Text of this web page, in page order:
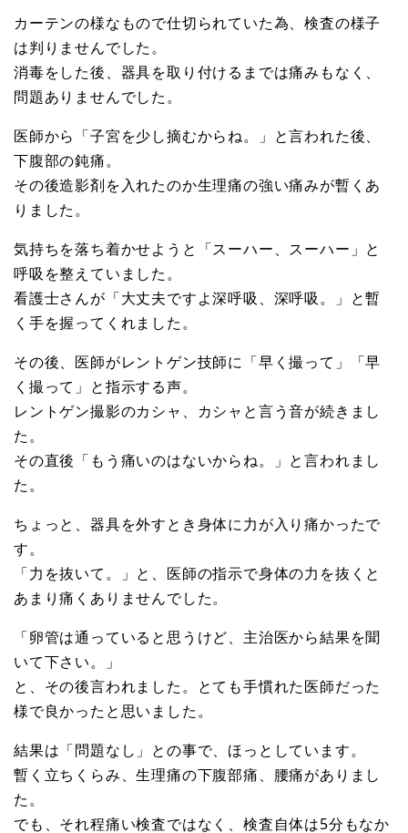
カーテンの様なもので仕切られていた為、検査の様子
は判りませんでした。
消毒をした後、器具を取り付けるまでは痛みもなく、
問題ありませんでした。
医師から「子宮を少し摘むからね。」と言われた後、
下腹部の鈍痛。
その後造影剤を入れたのか生理痛の強い痛みが暫くあ
りました。
気持ちを落ち着かせようと「スーハー、スーハー」と
呼吸を整えていました。
看護士さんが「大丈夫ですよ深呼吸、深呼吸。」と暫
く手を握ってくれました。
その後、医師がレントゲン技師に「早く撮って」「早
く撮って」と指示する声。
レントゲン撮影のカシャ、カシャと言う音が続きまし
た。
その直後「もう痛いのはないからね。」と言われまし
た。
ちょっと、器具を外すとき身体に力が入り痛かったで
す。
「力を抜いて。」と、医師の指示で身体の力を抜くと
あまり痛くありませんでした。
「卵管は通っていると思うけど、主治医から結果を聞
いて下さい。」
と、その後言われました。とても手慣れた医師だった
様で良かったと思いました。
結果は「問題なし」との事で、ほっとしています。
暫く立ちくらみ、生理痛の下腹部痛、腰痛がありまし
た。
でも、それ程痛い検査ではなく、検査自体は5分もなか